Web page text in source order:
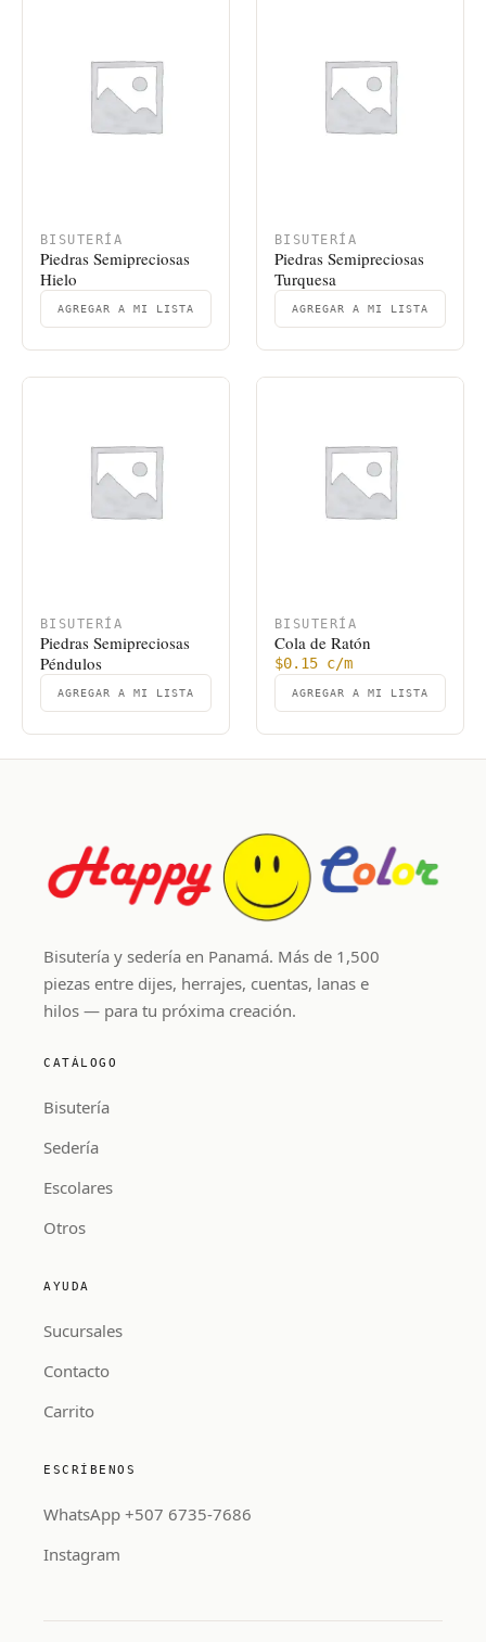
BISUTERÍA
Piedras Semipreciosas
Hielo
AGREGAR A MI LISTA
BISUTERÍA
Piedras Semipreciosas
Turquesa
AGREGAR A MI LISTA
BISUTERÍA
Piedras Semipreciosas
Péndulos
AGREGAR A MI LISTA
BISUTERÍA
Cola de Ratón
$0.15 c/m
AGREGAR A MI LISTA
Bisutería y sedería en Panamá. Más de 1,500
piezas entre dijes, herrajes, cuentas, lanas e
hilos — para tu próxima creación.
CATÁLOGO
Bisutería
Sedería
Escolares
Otros
AYUDA
Sucursales
Contacto
Carrito
ESCRÍBENOS
WhatsApp +507 6735-7686
Instagram